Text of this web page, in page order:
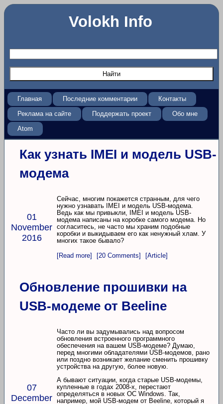
Volokh Info
Главная Последние комментарии
Контакты
Реклама на сайте
Поддержать проект
Обо мне
Atom
Как узнать IMEI и модель USB-
модема
01
November
2016
Сейчас, многим покажется странным, для чего
нужно узнавать IMEI и модель USB-модема.
Ведь как мы привыкли, IMEI и модель USB-
модема написаны на коробке самого модема. Но
согласитесь, не часто мы храним подобные
коробки и выкидываем его как ненужный хлам. У
многих такое бывало?
[Read more]
[20 Comments] [Article]
Обновление прошивки на
USB-модеме от Beeline
07
December
Часто ли вы задумывались над вопросом
обновления встроенного программного
обеспечения на вашем USB-модеме? Думаю,
перед многими обладателями USB-модемов, рано
или поздно возникает желание сменить прошивку
устройства на другую, более новую.
А бывают ситуации, когда старые USB-модемы,
купленные в годах 2008-х, перестают
определяться в новых ОС Windows. Так,
например, мой USB-модем от Beeline, который я